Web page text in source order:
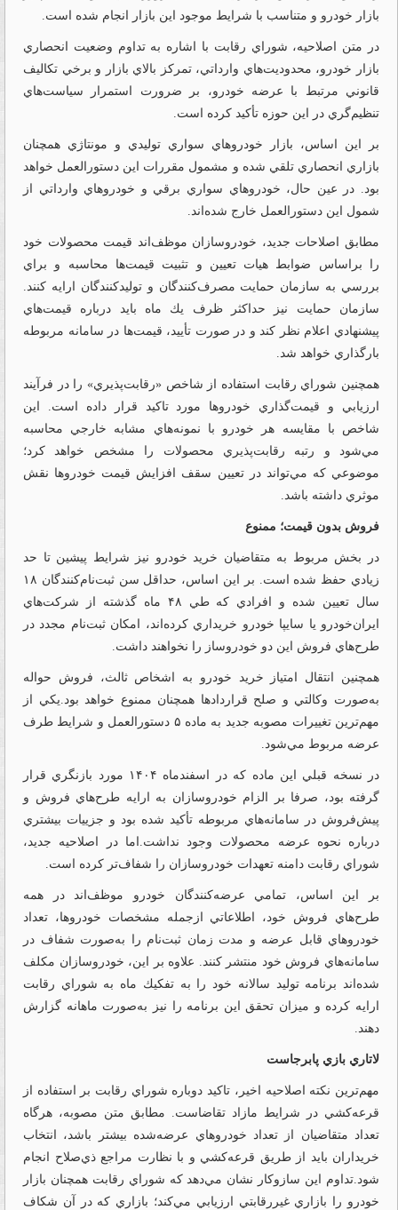
بازار خودرو و متناسب با شرايط موجود اين بازار انجام شده است.
در متن اصلاحيه، شوراي رقابت با اشاره به تداوم وضعيت انحصاري
بازار خودرو، محدوديت‌هاي وارداتي، تمركز بالاي بازار و برخي تكاليف
قانوني مرتبط با عرضه خودرو، بر ضرورت استمرار سياست‌هاي
تنظيم‌گري در اين حوزه تأكيد كرده است.
بر اين اساس، بازار خودروهاي سواري توليدي و مونتاژي همچنان
بازاري انحصاري تلقي شده و مشمول مقررات اين دستورالعمل خواهد
بود. در عين حال، خودروهاي سواري برقي و خودروهاي وارداتي از
شمول اين دستورالعمل خارج شده‌اند.
مطابق اصلاحات جديد، خودروسازان موظف‌اند قيمت محصولات خود
را براساس ضوابط هيات تعيين و تثبيت قيمت‌ها محاسبه و براي
بررسي به سازمان حمايت مصرف‌كنندگان و توليدكنندگان ارايه كنند.
سازمان حمايت نيز حداكثر ظرف يك ماه بايد درباره قيمت‌هاي
پيشنهادي اعلام نظر كند و در صورت تأييد، قيمت‌ها در سامانه مربوطه
بارگذاري خواهد شد.
همچنين شوراي رقابت استفاده از شاخص «رقابت‌پذيري» را در فرآيند
ارزيابي و قيمت‌گذاري خودروها مورد تاكيد قرار داده است. اين
شاخص با مقايسه هر خودرو با نمونه‌هاي مشابه خارجي محاسبه
مي‌شود و رتبه رقابت‌پذيري محصولات را مشخص خواهد كرد؛
موضوعي كه مي‌تواند در تعيين سقف افزايش قيمت خودروها نقش
موثري داشته باشد.
فروش بدون قيمت؛ ممنوع
در بخش مربوط به متقاضيان خريد خودرو نيز شرايط پيشين تا حد
زيادي حفظ شده است. بر اين اساس، حداقل سن ثبت‌نام‌كنندگان ۱۸
سال تعيين شده و افرادي كه طي ۴۸ ماه گذشته از شركت‌هاي
ايران‌خودرو يا سايپا خودرو خريداري كرده‌اند، امكان ثبت‌نام مجدد در
طرح‌هاي فروش اين دو خودروساز را نخواهند داشت.
همچنين انتقال امتياز خريد خودرو به اشخاص ثالث، فروش حواله
به‌صورت وكالتي و صلح قراردادها همچنان ممنوع خواهد بود.يكي از
مهم‌ترين تغييرات مصوبه جديد به ماده ۵ دستورالعمل و شرايط طرف
عرضه مربوط مي‌شود.
در نسخه قبلي اين ماده كه در اسفندماه ۱۴۰۴ مورد بازنگري قرار
گرفته بود، صرفا بر الزام خودروسازان به ارايه طرح‌هاي فروش و
پيش‌فروش در سامانه‌هاي مربوطه تأكيد شده بود و جزييات بيشتري
درباره نحوه عرضه محصولات وجود نداشت.اما در اصلاحيه جديد،
شوراي رقابت دامنه تعهدات خودروسازان را شفاف‌تر كرده است.
بر اين اساس، تمامي عرضه‌كنندگان خودرو موظف‌اند در همه
طرح‌هاي فروش خود، اطلاعاتي ازجمله مشخصات خودروها، تعداد
خودروهاي قابل عرضه و مدت زمان ثبت‌نام را به‌صورت شفاف در
سامانه‌هاي فروش خود منتشر كنند. علاوه بر اين، خودروسازان مكلف
شده‌اند برنامه توليد سالانه خود را به تفكيك ماه به شوراي رقابت
ارايه كرده و ميزان تحقق اين برنامه را نيز به‌صورت ماهانه گزارش
دهند.
لاتاري بازي پابرجاست
مهم‌ترين نكته اصلاحيه اخير، تاكيد دوباره شوراي رقابت بر استفاده از
قرعه‌كشي در شرايط مازاد تقاضاست. مطابق متن مصوبه، هرگاه
تعداد متقاضيان از تعداد خودروهاي عرضه‌شده بيشتر باشد، انتخاب
خريداران بايد از طريق قرعه‌كشي و با نظارت مراجع ذي‌صلاح انجام
شود.تداوم اين سازوكار نشان مي‌دهد كه شوراي رقابت همچنان بازار
خودرو را بازاري غيررقابتي ارزيابي مي‌كند؛ بازاري كه در آن شكاف